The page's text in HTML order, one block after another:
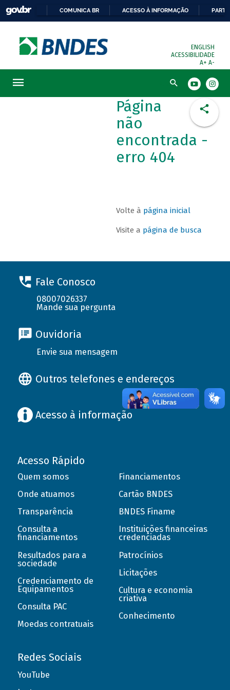
COMUNICA BR ACESSO À INFORMAÇÃO
ENGLISH
ACESSIBILIDADE
A+ A-
Busca
Página
não
encontrada -
erro 404
Volte à página inicial
Visite a página de busca
Fale Conosco
08007026337
Mande sua pergunta
Ouvidoria
Envie sua mensagem
Outros telefones e endereços
Acesso à informação
Acesso Rápido
Quem somos
Onde atuamos
Transparência
Consulta a
financiamentos
Resultados para a
sociedade
Credenciamento de
Equipamentos
Consulta PAC
Moedas contratuais
Financiamentos
Cartão BNDES
BNDES Finame
Instituições financeiras
credenciadas
Patrocínios
Licitações
Cultura e economia
criativa
Conhecimento
Redes Sociais
YouTube